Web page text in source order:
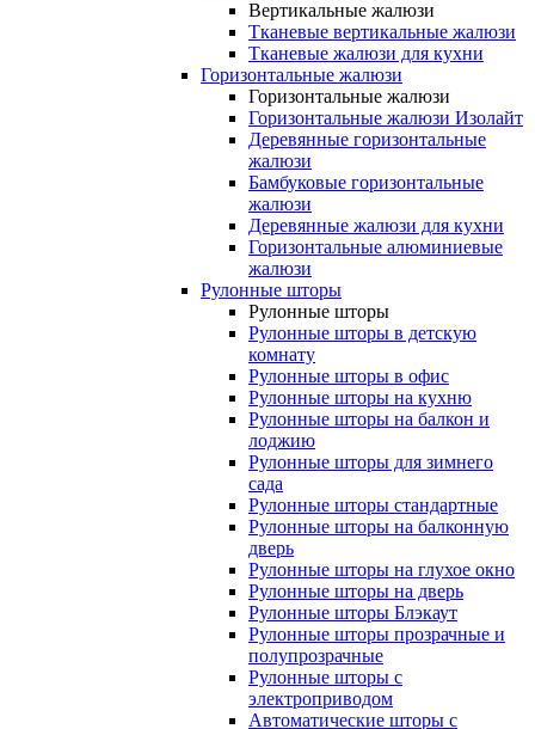
Вертикальные жалюзи
Тканевые вертикальные жалюзи
Тканевые жалюзи для кухни
Горизонтальные жалюзи
Горизонтальные жалюзи
Горизонтальные жалюзи Изолайт
Деревянные горизонтальные
жалюзи
Бамбуковые горизонтальные
жалюзи
Деревянные жалюзи для кухни
Горизонтальные алюминиевые
жалюзи
Рулонные шторы
Рулонные шторы
Рулонные шторы в детскую
комнату
Рулонные шторы в офис
Рулонные шторы на кухню
Рулонные шторы на балкон и
лоджию
Рулонные шторы для зимнего
сада
Рулонные шторы стандартные
Рулонные шторы на балконную
дверь
Рулонные шторы на глухое окно
Рулонные шторы на дверь
Рулонные шторы Блэкаут
Рулонные шторы прозрачные и
полупрозрачные
Рулонные шторы с
электроприводом
Автоматические шторы с